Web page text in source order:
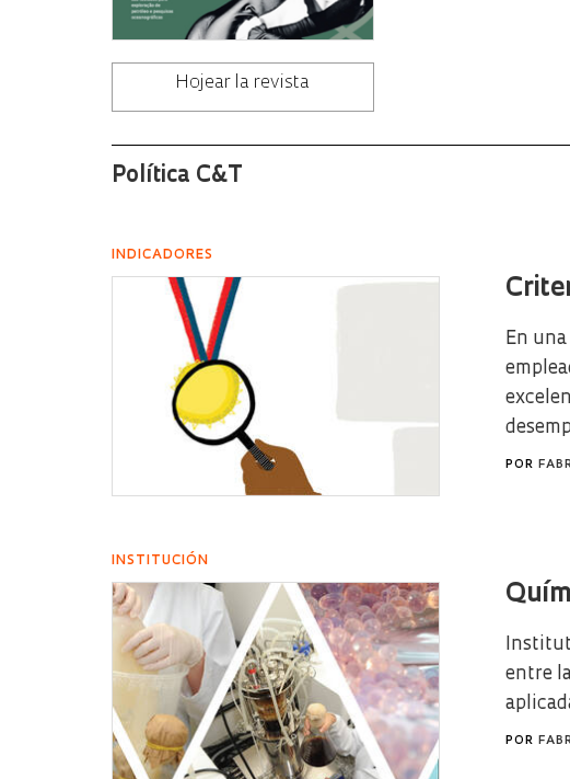
Hojear la revista
Política C&T
INDICADORES
En
POR
INSTITUCIÓN
entre
POR